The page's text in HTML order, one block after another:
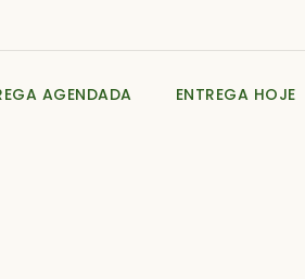
AGENDADA ENTREGA HOJE